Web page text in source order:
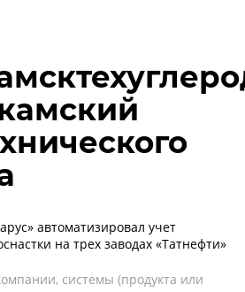
автоматизировал учет
на трех заводах «Татнефти»
системы (продукта или